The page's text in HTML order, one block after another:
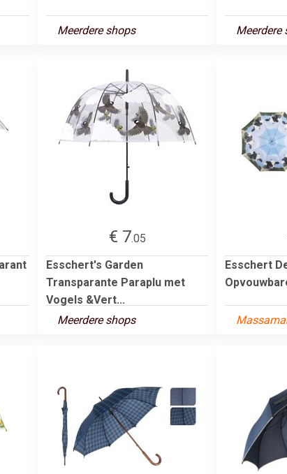
Meerdere shops Meerdere
€ 7.05
Esschert's Garden
Transparante Paraplu met
Vogels &Vert...
Meerdere shops
Esschert